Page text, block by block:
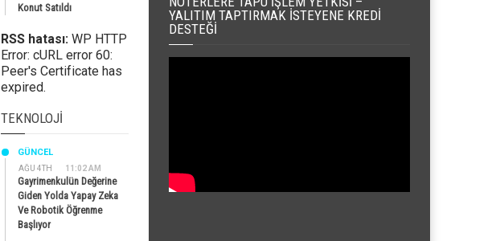
Konut Satıldı
RSS hatası: WP HTTP
Error: cURL error 60:
Peer's Certificate has
expired.
TEKNOLOJI
AĞU 4TH 11:02 AM
GÜNCEL
Gayrimenkulün Değerine
Giden Yolda Yapay Zeka
Ve Robotik Öğrenme
Başlıyor
YALITIM TAPTIRMAK İSTEYENE KREDI
DESTEĞI